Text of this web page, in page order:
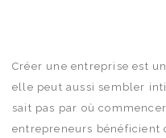
Créer une entreprise est
elle peut aussi sembler
sait pas par où
entrepreneurs bénéficient